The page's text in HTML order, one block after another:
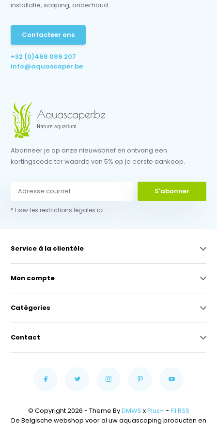
installatie, scaping, onderhoud...
Contacteer ons
+32 (0)468 089 207
info@aquascaper.be
Abonneer je op onze nieuwsbrief en ontvang een
kortingscode ter waarde van 5% op je eerste aankoop.
S'abonner
* Lisez les restrictions légales ici
Service à la clientèle
Mon compte
Catégories
Contact
© Copyright 2026 - Theme ByDMWS xPlus+ - Fil RSS
De Belgische webshop voor al uw aquascaping producten en